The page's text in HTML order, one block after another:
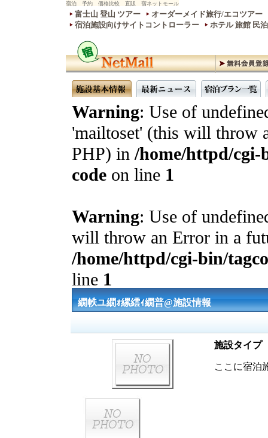
宿泊 予約 価格比較 直販 宿ネットモール
富士山 登山 ツアー
オーダーメイド旅行/エコツアー
宿泊施設向けサイトコントローラー
ホテル 旅館 民
Warning: Use of
'mailtoset' (this will throw
PHP) in/home/httpd/cgi-
code on line 1
Warning: Use of
will throw an Error in a
/home/httpd/cgi-bin/
line 1
繝帙ユ繝ｫ縲繧ｨ繝普@施設情報
施設タイプ
ここに宿泊